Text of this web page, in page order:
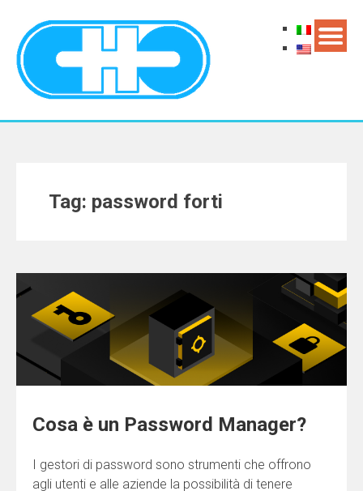
Tag: password forti
Cosa è un Password Manager?
I gestori di password sono strumenti che offrono
agli utenti e alle aziende la possibilità di tenere